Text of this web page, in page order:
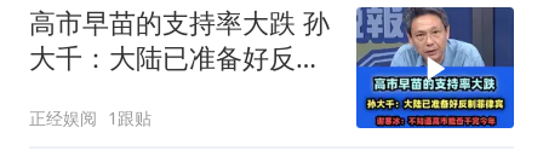
高市早苗的支持率大跌 孙
大千：大陆已准备好反制
正经娱阅 1跟贴